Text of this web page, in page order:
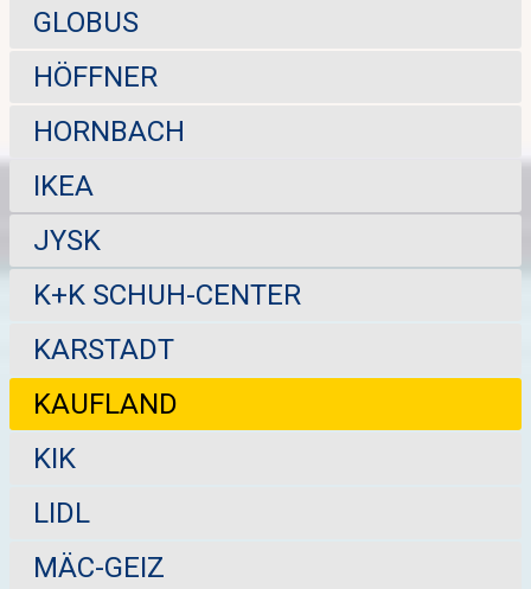
GLOBUS
HÖFFNER
HORNBACH
IKEA
JYSK
K+K SCHUH-CENTER
KARSTADT
KAUFLAND
KIK
LIDL
MÄC-GEIZ